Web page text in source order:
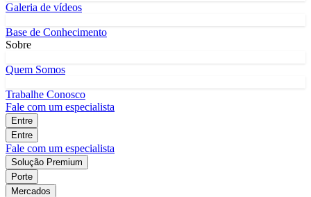
Galeria de vídeos
Base de Conhecimento
Sobre
Quem Somos
Trabalhe Conosco
Fale com um especialista
Entre
Entre
Fale com um especialista
Solução Premium
Porte
Mercados